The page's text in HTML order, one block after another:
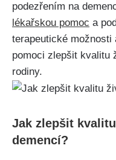
podezřením na
lékařskou pomoc a
terapeutické možnosti
pomoci zlepšit kvalitu
rodiny.
Jak zlepšit
demencí?